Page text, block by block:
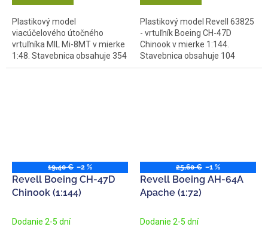
Plastikový model
viacúčelového útočného
vrtuľníka MIL Mi-8MT v mierke
1:48. Stavebnica obsahuje 354
dielov, dĺžka 527...
Plastikový model Revell 63825
- vrtuľník Boeing CH-47D
Chinook v mierke 1:144.
Stavebnica obsahuje 104
dielov,...
19,40 € –2 %
Revell Boeing CH-47D
Chinook (1:144)
Dodanie 2-5 dní
25,60 € –1 %
Revell Boeing AH-64A
Apache (1:72)
Dodanie 2-5 dní